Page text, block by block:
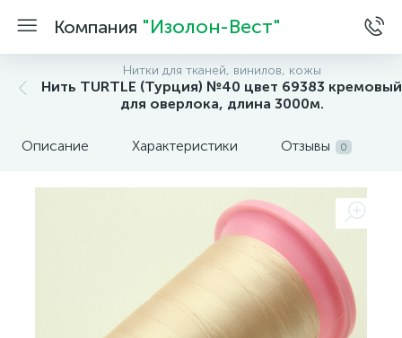
Компания "Изолон-Вест"
Нитки для тканей, винилов, кожы
Нить TURTLE (Турция) №40 цвет 69383 кремовый
для оверлока, длина 3000м.
Описание Характеристики Отзывы 0